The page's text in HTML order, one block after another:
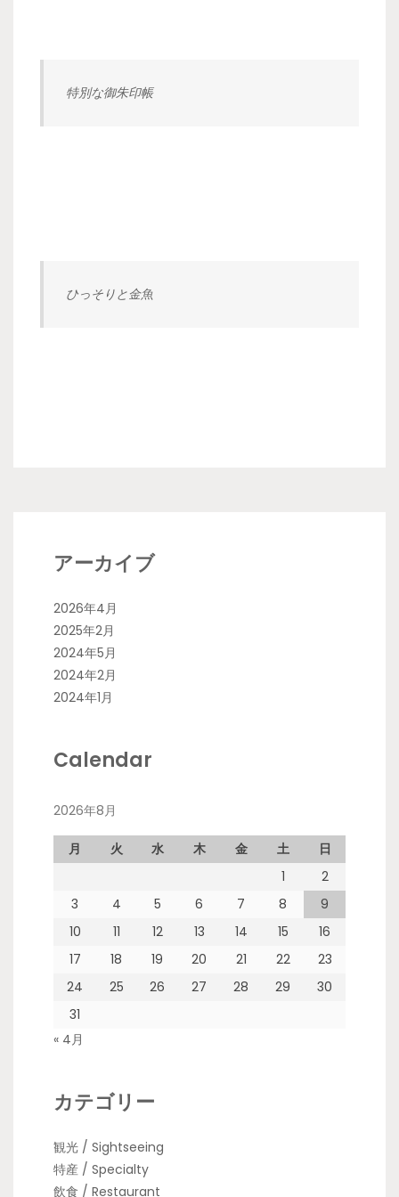
特別な御朱印帳
ひっそりと金魚
アーカイブ
2026年4月
2025年2月
2024年5月
2024年2月
2024年1月
Calendar
2026年8月
月 火 水 木 金 土
日
1
2
3
4 5 6 7 8
9
10
11 12 13 14 15
16
17
18 19 20 21 22
23
24
25 26 27 28 29
30
31
« 4月
カテゴリー
観光 / Sightseeing
特産 / Specialty
飲食 / Restaurant